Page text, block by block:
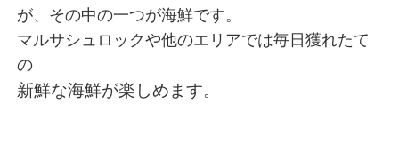
ไทย
English 简体中文
が、その中の一つが海鮮です。
マルサシュロックや他のエリアでは毎日獲れたて
の
新鮮な海鮮が楽しめます。